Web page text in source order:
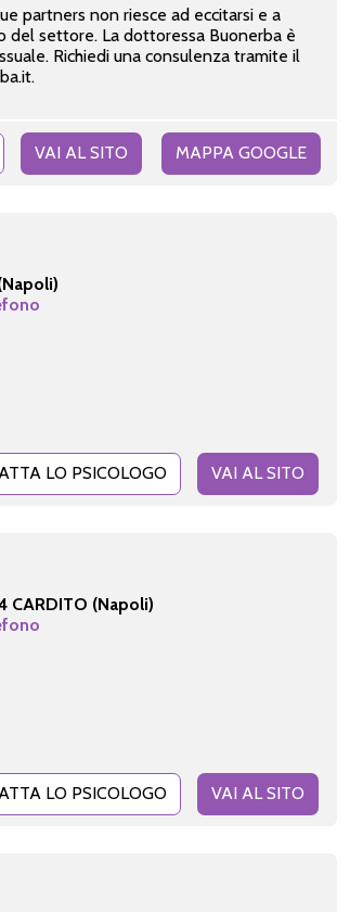
partners non riesce ad eccitarsi e a
del settore. La dottoressa Buonerba è
Richiedi una consulenza tramite il
MAPPA GOOGLE
VAI AL SITO
LO PSICOLOGO VAI AL SITO
CARDITO (Napoli)
LO PSICOLOGO VAI AL SITO